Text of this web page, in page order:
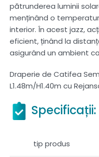
pătrunderea luminii
menținând o
interior. În acest jazz,
eficient, ținând la
asigurând un ambient
Draperie de Catifea
L1.48m/H1.40m cu
Specificații:
tip produs